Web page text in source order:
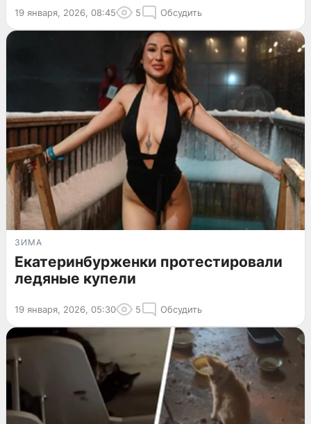
19 января, 2026, 08:45 5 Обсудить
ЗИМА
Екатеринбурженки протестировали
ледяные купели
19 января, 2026, 05:30 5 Обсудить